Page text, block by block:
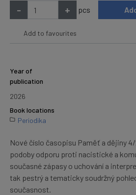
- + pcs
Add to favourites
Year of
publication
2026
Book locations
Periodika
Nové číslo časopisu Paměť a dějiny
podoby odporu proti nacistické a
současné zápasy o uchování a
tak pestrý a tematicky soudržný
současnost.